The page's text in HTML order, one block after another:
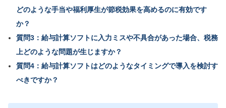
どのような手当や福利厚生が節税効果を高めるのに有効です
か？
質問3：給与計算ソフトに入力ミスや不具合があった場合、税務
上どのような問題が生じますか？
質問4：給与計算ソフトはどのようなタイミングで導入を検討す
べきですか？